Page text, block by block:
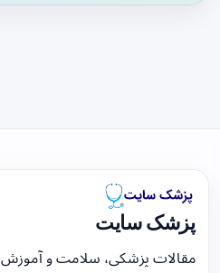
پزشک سایت
مقالات پزشکی، سلامت و آموزش